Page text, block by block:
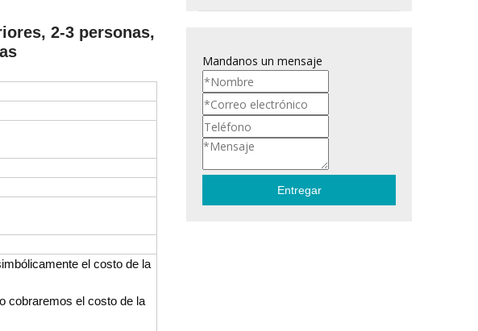
2-3 personas,
el costo de la
cobraremos el costo de la
Mandanos un mensaje
Entregar